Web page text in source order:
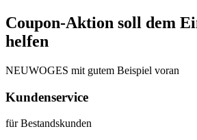
Coupon-Aktion soll dem
helfen
NEUWOGES mit gutem Beispiel voran
Kundenservice
für Bestandskunden